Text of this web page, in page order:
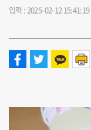
입력 : 2025-02-12 15:41:19